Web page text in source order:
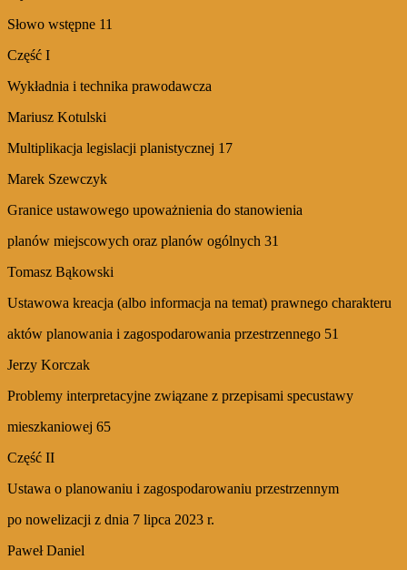
Słowo wstępne 11
Część I
Wykładnia i technika prawodawcza
Mariusz Kotulski
Multiplikacja legislacji planistycznej 17
Marek Szewczyk
Granice ustawowego upoważnienia do stanowienia
planów miejscowych oraz planów ogólnych 31
Tomasz Bąkowski
Ustawowa kreacja (albo informacja na temat) prawnego charakteru
aktów planowania i zagospodarowania przestrzennego 51
Jerzy Korczak
Problemy interpretacyjne związane z przepisami specustawy
mieszkaniowej 65
Część II
Ustawa o planowaniu i zagospodarowaniu przestrzennym
po nowelizacji z dnia 7 lipca 2023 r.
Paweł Daniel